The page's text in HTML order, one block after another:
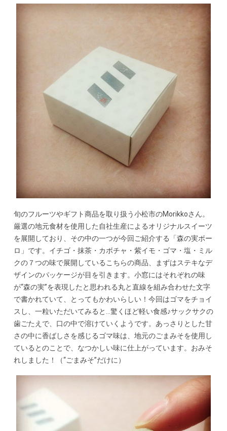
旬のフルーツやギフト商品を取り扱う小松市のMorikkoさん。
厳選の地元食材を使用した自社生産によるオリジナルスイーツ
を展開しており、その中の一つが今回ご紹介する「森の実ボー
ロ」です。イチゴ・抹茶・カボチャ・紫イモ・ゴマ・塩・ミル
クの７つの味で展開しているこちらの商品、まずはステキなデ
ザインのパッケージが目を引きます。小窓にはそれぞれの味
が“森の実”を表現したと思われる丸と直線を組み合わせた文字
で書かれていて、とってもかわいらしい！今回はゴマをチョイ
スし、一粒いただいてみると…驚くほど軽い食感♪サックサクの
歯ごたえで、口の中で溶けていくようです。あっさりとした甘
さの中に香ばしさを感じるゴマ味は、地元のごまみそを使用し
ているとのことで、なつかしい味に仕上がっています。おみそ
れしました！（“ごまみそ”だけに）